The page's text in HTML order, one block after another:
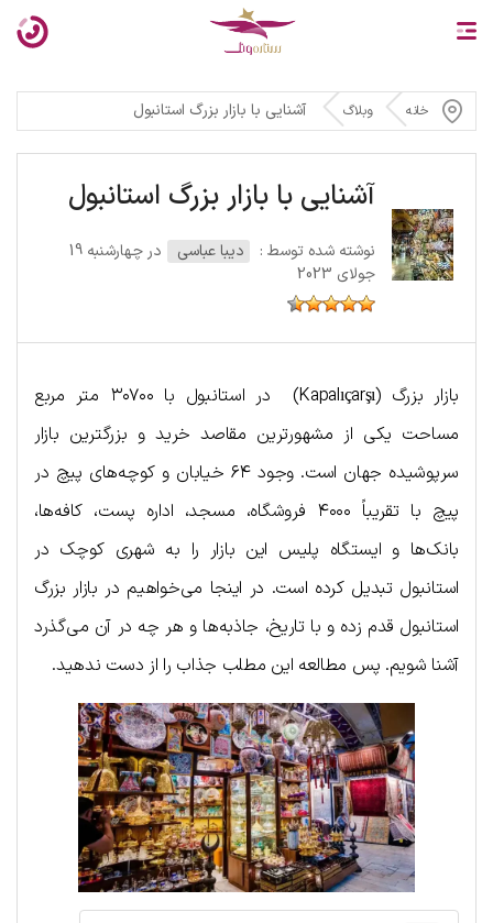
خانه وبلاگ آشنایی با بازار بزرگ استانبول
آشنایی با بازار بزرگ استانبول
نوشته شده توسط : دیبا عباسی
در چهارشنبه 19
جولای 2023
بازار بزرگ (Kapalıçarşı) در استانبول با ۳۰۷۰۰ متر مربع
مساحت یکی از مشهورترین مقاصد خرید و بزرگترین بازار
سرپوشیده جهان است. وجود ۶۴ خیابان و کوچه‌های پیچ در
پیچ با تقریباً ۴۰۰۰ فروشگاه، مسجد، اداره پست، کافه‌ها،
بانک‌ها و ایستگاه پلیس این بازار را به شهری کوچک در
استانبول تبدیل کرده است. در اینجا می‌خواهیم در بازار بزرگ
استانبول قدم زده و با تاریخ، جاذبه‌ها و هر چه در آن می‌گذرد
آشنا شویم. پس مطالعه این مطلب جذاب را از دست ندهید.